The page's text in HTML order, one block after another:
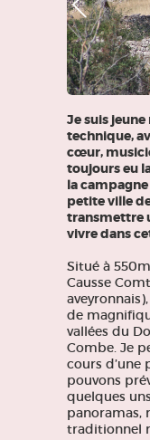
Je suis
technique,
cœur,
toujours eu
la
petite ville
transmettre
vivre dans
Situé à
Causse
de
vallées du
Combe. Je
cours d’une
pouvons
quelques
panoramas,
traditionnel